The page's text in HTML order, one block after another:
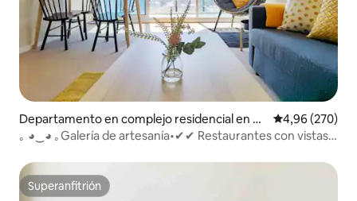
Departamento en complejo residencial en A
delaide
Calificación
4,96 (270)
｡ ◕‿◕ ｡Galería de artesanía•✔✔ Restaurantes con vistas
Superanfitrión
Superanfitrión